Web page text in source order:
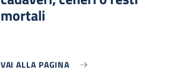
mortali
VAI ALLA PAGINA